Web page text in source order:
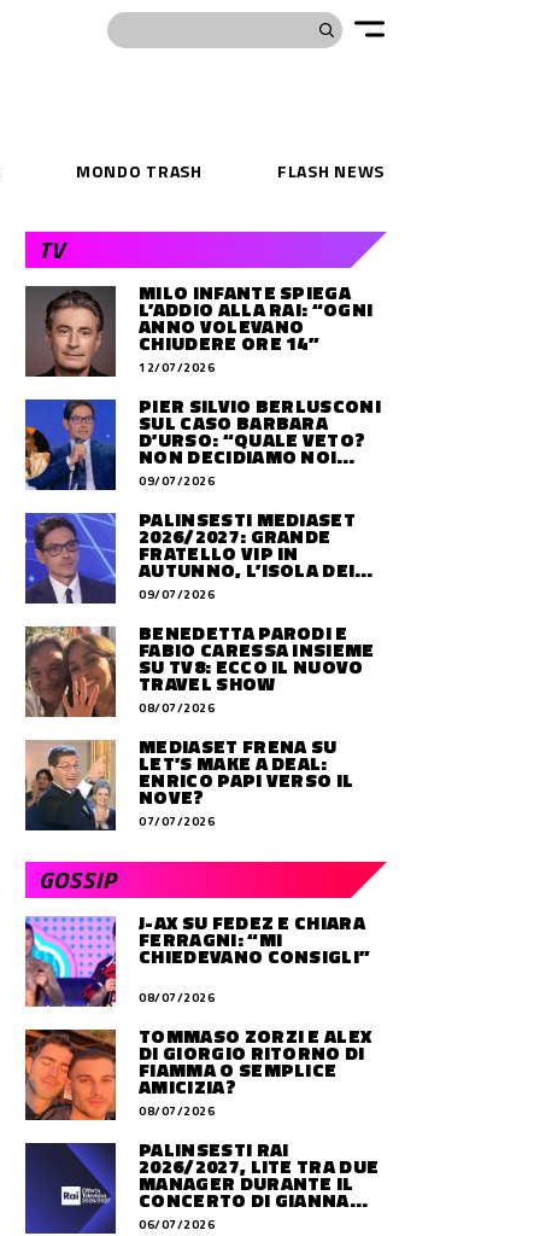
MONDO TRASH FLASH NEWS
TV
MILO INFANTE SPIEGA
L’ADDIO ALLA RAI: “OGNI
ANNO VOLEVANO
CHIUDERE ORE 14”
12/07/2026
PIER SILVIO BERLUSCONI
SUL CASO BARBARA
D’URSO: “QUALE VETO?
NON DECIDIAMO NOI
DOVE LAVORERÀ”
09/07/2026
PALINSESTI MEDIASET
2026/2027: GRANDE
FRATELLO VIP IN
AUTUNNO, L’ISOLA DEI
FAMOSI SLITTA AL 2027
09/07/2026
BENEDETTA PARODI E
FABIO CARESSA INSIEME
SU TV8: ECCO IL NUOVO
TRAVEL SHOW
08/07/2026
MEDIASET FRENA SU
LET’S MAKE A DEAL:
ENRICO PAPI VERSO IL
NOVE?
07/07/2026
GOSSIP
J-AX SU FEDEZ E CHIARA
FERRAGNI: “MI
CHIEDEVANO CONSIGLI”
08/07/2026
TOMMASO ZORZI E ALEX
DI GIORGIO RITORNO DI
FIAMMA O SEMPLICE
AMICIZIA?
08/07/2026
PALINSESTI RAI
2026/2027, LITE TRA DUE
MANAGER DURANTE IL
CONCERTO DI GIANNA
NANNINI
06/07/2026